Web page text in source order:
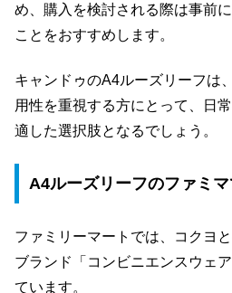
め、購入を検討される際は事前
ことをおすすめします。
キャンドゥのA4ルーズリーフは
用性を重視する方にとって、日
適した選択肢となるでしょう。
A4ルーズリーフのファミ
ファミリーマートでは、コクヨ
ブランド「コンビニエンスウェ
ています。